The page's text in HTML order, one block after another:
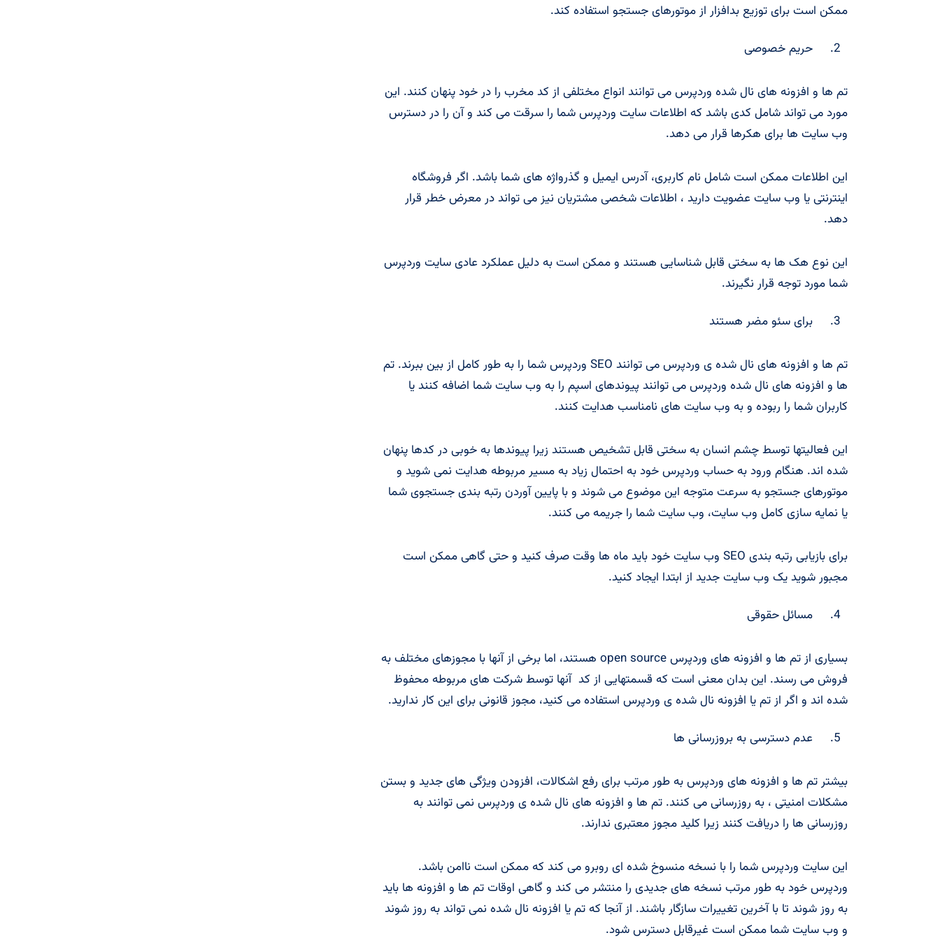
ممکن است برای توزیع بدافزار از موتورهای جستجو استفاده کند.
حریم خصوصی
تم ها و افزونه های نال شده وردپرس می توانند انواع مختلفی از کد مخرب را در خود پنهان کنند. این
مورد می تواند شامل کدی باشد که اطلاعات سایت وردپرس شما را سرقت می کند و آن را در دسترس
وب سایت ها برای هکرها قرار می دهد.
این اطلاعات ممکن است شامل نام کاربری، آدرس ایمیل و گذرواژه های شما باشد. اگر فروشگاه
اینترنتی یا وب سایت عضویت دارید ، اطلاعات شخصی مشتریان نیز می تواند در معرض خطر قرار
دهد.
این نوع هک ها به سختی قابل شناسایی هستند و ممکن است به دلیل عملکرد عادی سایت وردپرس
شما مورد توجه قرار نگیرند.
برای سئو مضر هستند
تم ها و افزونه های نال شده ی وردپرس می توانند SEO وردپرس شما را به طور کامل از بین ببرند. تم
ها و افزونه های نال شده وردپرس می توانند پیوندهای اسپم را به وب سایت شما اضافه کنند یا
کاربران شما را ربوده و به وب سایت های نامناسب هدایت کنند.
این فعالیتها توسط چشم انسان به سختی قابل تشخیص هستند زیرا پیوندها به خوبی در کدها پنهان
شده اند. هنگام ورود به حساب وردپرس خود به احتمال زیاد به مسیر مربوطه هدایت نمی شوید و
موتورهای جستجو به سرعت متوجه این موضوع می شوند و با پایین آوردن رتبه بندی جستجوی شما
یا نمایه سازی کامل وب سایت، وب سایت شما را جریمه می کنند.
برای بازیابی رتبه بندی SEO وب سایت خود باید ماه ها وقت صرف کنید و حتی گاهی ممکن است
مجبور شوید یک وب سایت جدید از ابتدا ایجاد کنید.
مسائل حقوقی
بسیاری از تم ها و افزونه های وردپرس open source هستند، اما برخی از آنها با مجوزهای مختلف به
فروش می رسند. این بدان معنی است که قسمتهایی از کد آنها توسط شرکت های مربوطه محفوظ
شده اند و اگر از تم یا افزونه نال شده ی وردپرس استفاده می کنید، مجوز قانونی برای این کار ندارید.
عدم دسترسی به بروزرسانی ها
بیشتر تم ها و افزونه های وردپرس به طور مرتب برای رفع اشکالات، افزودن ویژگی های جدید و بستن
مشکلات امنیتی ، به روزرسانی می کنند. تم ها و افزونه های نال شده ی وردپرس نمی توانند به
روزرسانی ها را دریافت کنند زیرا کلید مجوز معتبری ندارند.
این سایت وردپرس شما را با نسخه منسوخ شده ای روبرو می کند که ممکن است ناامن باشد.
وردپرس خود به طور مرتب نسخه های جدیدی را منتشر می کند و گاهی اوقات تم ها و افزونه ها باید
به روز شوند تا با آخرین تغییرات سازگار باشند. از آنجا که تم یا افزونه نال شده نمی تواند به روز شوند
و وب سایت شما ممکن است غیرقابل دسترس شود.